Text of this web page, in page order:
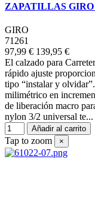
ZAPATILLAS
GIRO
71261
97,99 € 139,95 €
El calzado para
rápido ajuste
tipo “instalar y
milimétrico en
de liberación macro
nylon 3/2 universal te...
Añadir al carrito
Tap to zoom ×